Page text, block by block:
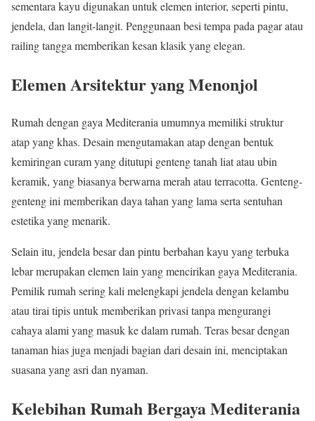
sementara kayu digunakan untuk elemen interior, seperti pintu,
jendela, dan langit-langit. Penggunaan besi tempa pada pagar atau
railing tangga memberikan kesan klasik yang elegan.
Elemen Arsitektur yang Menonjol
Rumah dengan gaya Mediterania umumnya memiliki struktur
atap yang khas. Desain mengutamakan atap dengan bentuk
kemiringan curam yang ditutupi genteng tanah liat atau ubin
keramik, yang biasanya berwarna merah atau terracotta. Genteng-
genteng ini memberikan daya tahan yang lama serta sentuhan
estetika yang menarik.
Selain itu, jendela besar dan pintu berbahan kayu yang terbuka
lebar merupakan elemen lain yang mencirikan gaya Mediterania.
Pemilik rumah sering kali melengkapi jendela dengan kelambu
atau tirai tipis untuk memberikan privasi tanpa mengurangi
cahaya alami yang masuk ke dalam rumah. Teras besar dengan
tanaman hias juga menjadi bagian dari desain ini, menciptakan
suasana yang asri dan nyaman.
Kelebihan Rumah Bergaya Mediterania